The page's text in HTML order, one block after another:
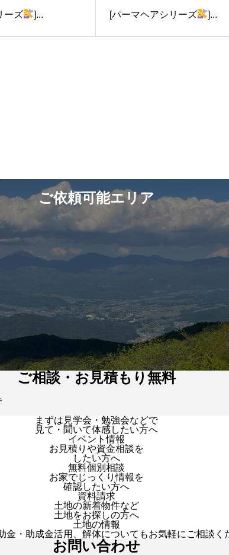
ーズ ]... [パーマヘアシリーズ ]...
ご依頼可能エリア
ご相談・お見積もり無料
まずは見学会・勉強会などで
見て・聞いて体感したい方へ
イベント情報
お見積りや資金相談を
したい方へ
無料個別相談
お家でじっくり情報を
確認したい方へ
資料請求
土地の新着物件など
土地をお探しの方へ
土地の情報
金・助成金活用、解体についてもお気軽にご相談く
お問い合わせ